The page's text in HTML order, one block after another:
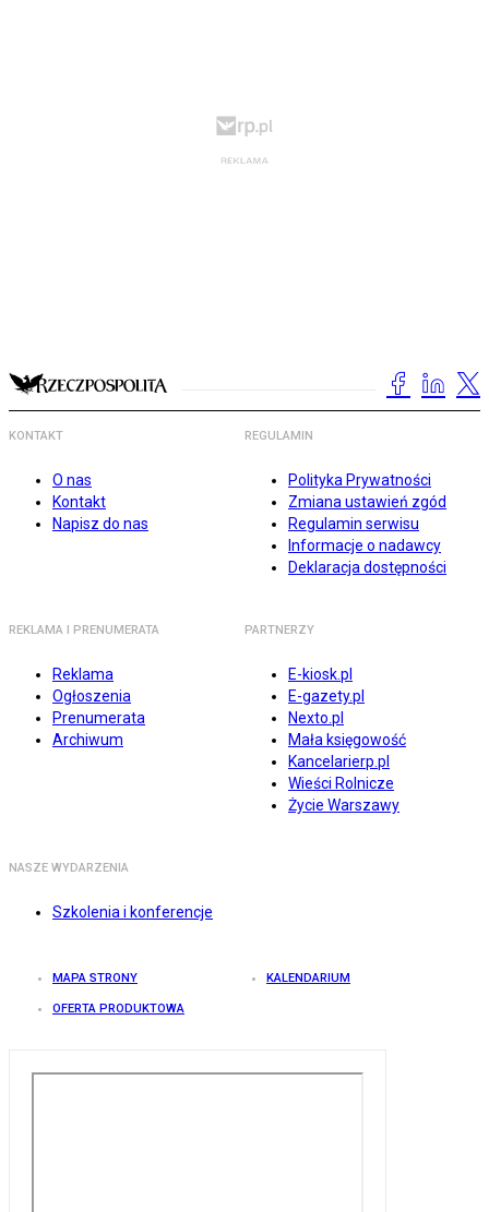
KONTAKT
O nas
Kontakt
Napisz do nas
REGULAMIN
Polityka Prywatności
Zmiana ustawień zgód
Regulamin serwisu
Informacje o nadawcy
Deklaracja dostępności
REKLAMA I PRENUMERATA
Reklama
Ogłoszenia
Prenumerata
Archiwum
PARTNERZY
E-kiosk.pl
E-gazety.pl
Nexto.pl
Mała księgowość
Kancelarierp.pl
Wieści Rolnicze
Życie Warszawy
NASZE WYDARZENIA
Szkolenia i konferencje
MAPA STRONY KALENDARIUM
OFERTA PRODUKTOWA